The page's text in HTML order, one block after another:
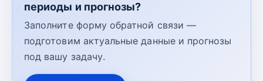
периоды и прогнозы?
Заполните форму обратной связи —
подготовим актуальные данные и прогнозы
под вашу задачу.